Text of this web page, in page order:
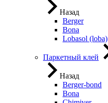
Назад
Berger
Bona
Lobasol (loba)
Паркетный клей
Назад
Berger-bond
Bona